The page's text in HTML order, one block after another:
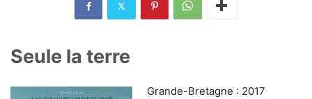
Seule la terre
Grande-Bretagne : 2017